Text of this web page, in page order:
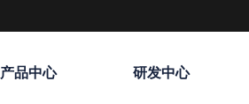
产品中心 研发中心